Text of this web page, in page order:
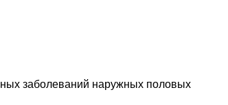
заболеваний наружных половых